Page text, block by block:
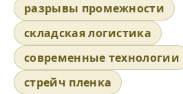
разрывы промежности
складская логистика
современные технологии
стрейч пленка